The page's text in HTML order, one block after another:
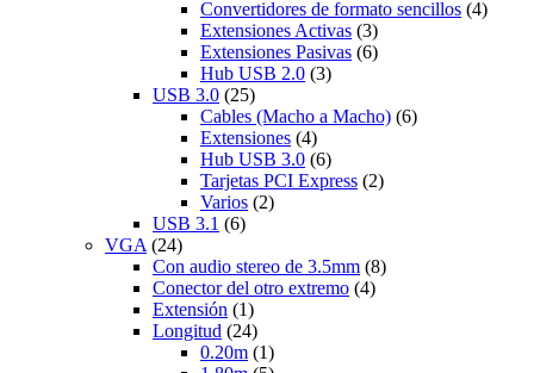
Convertidores de formato sencillos (4)
Extensiones Activas (3)
Extensiones Pasivas (6)
Hub USB 2.0 (3)
USB 3.0 (25)
Cables (Macho a Macho) (6)
Extensiones (4)
Hub USB 3.0 (6)
Tarjetas PCI Express (2)
Varios (2)
USB 3.1 (6)
VGA (24)
Con audio stereo de 3.5mm (8)
Conector del otro extremo (4)
Extensión (1)
Longitud (24)
0.20m (1)